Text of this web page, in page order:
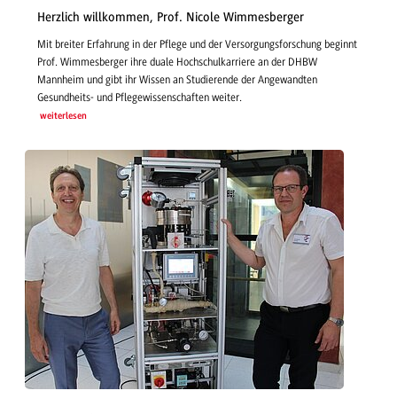
Herzlich willkommen, Prof. Nicole Wimmesberger
Mit breiter Erfahrung in der Pflege und der Versorgungsforschung beginnt
Prof. Wimmesberger ihre duale Hochschulkarriere an der DHBW
Mannheim und gibt ihr Wissen an Studierende der Angewandten
Gesundheits- und Pflegewissenschaften weiter.
weiterlesen